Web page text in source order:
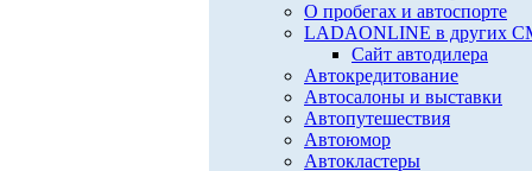
О пробегах и автоспорте
LADAONLINE в других
Сайт автодилера
Автокредитование
Автосалоны и выставки
Автопутешествия
Автоюмор
Автокластеры